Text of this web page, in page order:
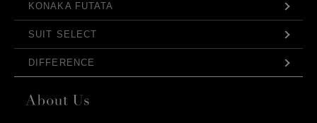
KONAKA FUTATA
SUIT SELECT
DIFFERENCE